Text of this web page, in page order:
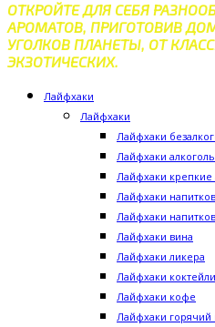
ОТКРОЙТЕ ДЛЯ СЕБЯ
АРОМАТОВ, ПРИГОТОВИВ
УГОЛКОВ ПЛАНЕТЫ, ОТ
ЭКЗОТИЧЕСКИХ.
Лайфхаки
Лайфхаки
Лайфхаки
Лайфхаки
Лайфхаки крепкие
Лайфхаки
Лайфхаки
Лайфхаки вина
Лайфхаки ликера
Лайфхаки коктейли
Лайфхаки кофе
Лайфхаки горячий